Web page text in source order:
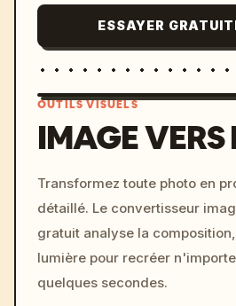
ESSAYER
c,
OUTILS VISUELS
IMAGE VERS
Transformez toute photo en
détaillé. Le convertisseur
gratuit analyse la
lumière pour recréer
quelques secondes.